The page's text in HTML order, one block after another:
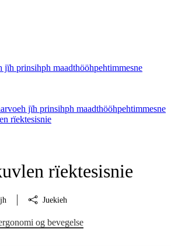
jïh prinsihph maadthööhpehtimmesne
jïh prinsihph maadthööhpehtimmesne
rïektesisnie
rïektesisnie
Juekieh
og bevegelse